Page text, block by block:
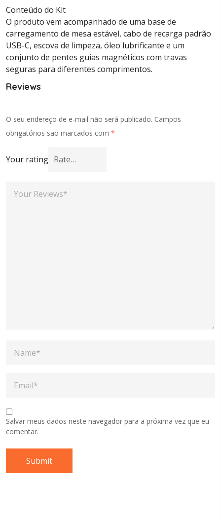
Conteúdo do Kit
O produto vem acompanhado de uma base de
carregamento de mesa estável, cabo de recarga padrão
USB-C, escova de limpeza, óleo lubrificante e um
conjunto de pentes guias magnéticos com travas
seguras para diferentes comprimentos.
Reviews
O seu endereço de e-mail não será publicado. Campos
obrigatórios são marcados com *
Your rating
Salvar meus dados neste navegador para a próxima vez que eu
comentar.